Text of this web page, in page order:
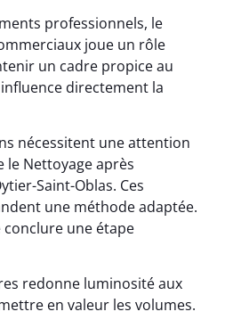
professionnels, le
joue un rôle
un cadre propice au
directement la
nécessitent une attention
le Nettoyage après
Saint-Oblas. Ces
une méthode adaptée.
une étape
redonne luminosité aux
en valeur les volumes.